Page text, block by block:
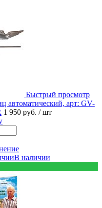
Быстрый просмотр
автоматический, арт: GV-
1 950 руб. / шт
В наличии